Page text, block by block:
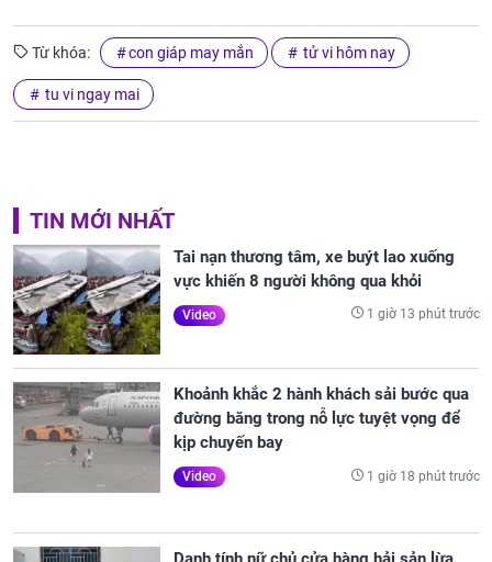
Từ khóa: con giáp may mắn tử vi hôm nay
tu vi ngay mai
TIN MỚI NHẤT
Tai nạn thương tâm, xe buýt lao xuống
vực khiến 8 người không qua khỏi
Video 1 giờ 13 phút trước
Khoảnh khắc 2 hành khách sải bước qua
đường băng trong nỗ lực tuyệt vọng để
kịp chuyến bay
Video 1 giờ 18 phút trước